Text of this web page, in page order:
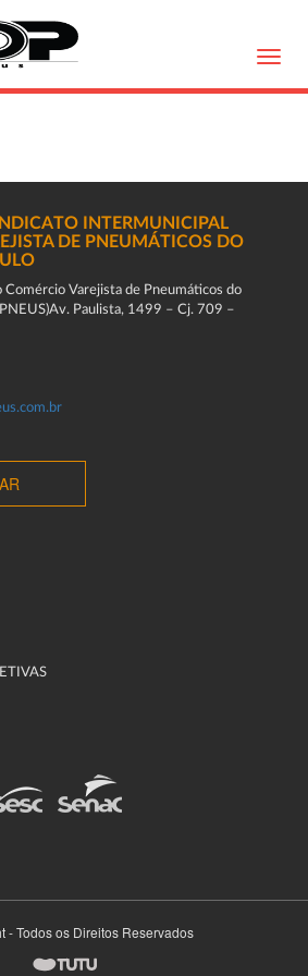
INTERMUNICIPAL
DE PNEUMÁTICOS DO
Varejista de Pneumáticos do
Paulista, 1499 – Cj. 709 –
- Todos os Direitos Reservados